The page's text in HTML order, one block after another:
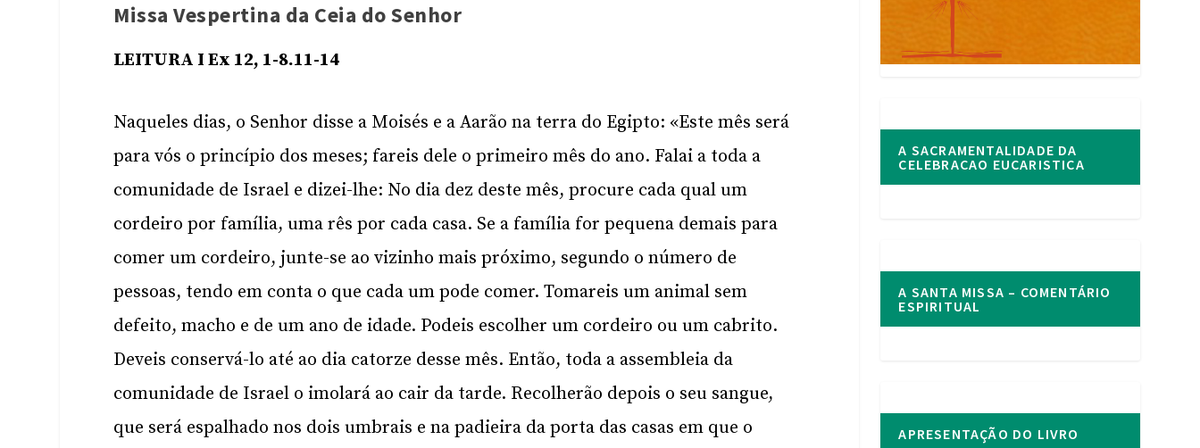
Missa Vespertina da Ceia do Senhor
LEITURA I Ex 12, 1-8.11-14
Naqueles dias, o Senhor disse a Moisés e a Aarão na terra do Egipto: «Este mês será
para vós o princípio dos meses; fareis dele o primeiro mês do ano. Falai a toda a
comunidade de Israel e dizei-lhe: No dia dez deste mês, procure cada qual um
cordeiro por família, uma rês por cada casa. Se a família for pequena demais para
comer um cordeiro, junte-se ao vizinho mais próximo, segundo o número de
pessoas, tendo em conta o que cada um pode comer. Tomareis um animal sem
defeito, macho e de um ano de idade. Podeis escolher um cordeiro ou um cabrito.
Deveis conservá-lo até ao dia catorze desse mês. Então, toda a assembleia da
comunidade de Israel o imolará ao cair da tarde. Recolherão depois o seu sangue,
que será espalhado nos dois umbrais e na padieira da porta das casas em que o
A SACRAMENTALIDADE DA
CELEBRACAO EUCARISTICA
A SANTA MISSA – COMENTÁRIO
ESPIRITUAL
APRESENTAÇÃO DO LIVRO